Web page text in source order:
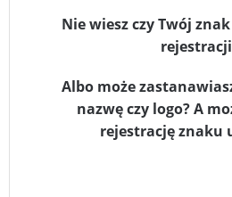
Nie wiesz czy Twój
Albo może
nazwę czy logo? A
rejestrację znaku